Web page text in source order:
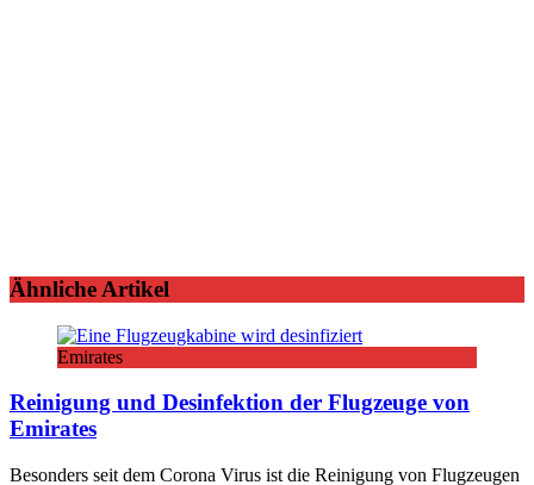
Ähnliche Artikel
Emirates
Reinigung und Desinfektion der Flugzeuge von
Emirates
Besonders seit dem Corona Virus ist die Reinigung von Flugzeugen